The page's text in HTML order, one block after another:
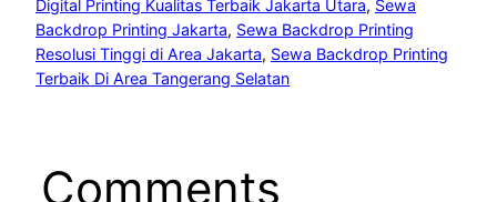
Digital Printing Kualitas Terbaik Jakarta Utara, Sewa
Backdrop Printing Jakarta, Sewa Backdrop Printing
Resolusi Tinggi di Area Jakarta, Sewa Backdrop Printing
Terbaik Di Area Tangerang Selatan
Comments